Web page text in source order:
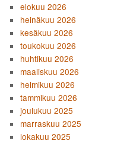
elokuu 2026
heinäkuu 2026
kesäkuu 2026
toukokuu 2026
huhtikuu 2026
maaliskuu 2026
helmikuu 2026
tammikuu 2026
joulukuu 2025
marraskuu 2025
lokakuu 2025